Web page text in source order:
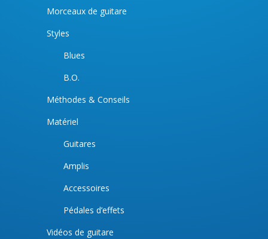
Morceaux de guitare
Styles
Blues
B.O.
Méthodes & Conseils
Matériel
Guitares
Amplis
Accessoires
Pédales d’effets
Vidéos de guitare